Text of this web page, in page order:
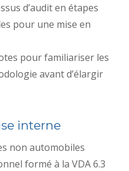
d’audit en étapes
pour une mise en
pour familiariser les
avant d’élargir
interne
non automobiles
formé à la VDA 6.3